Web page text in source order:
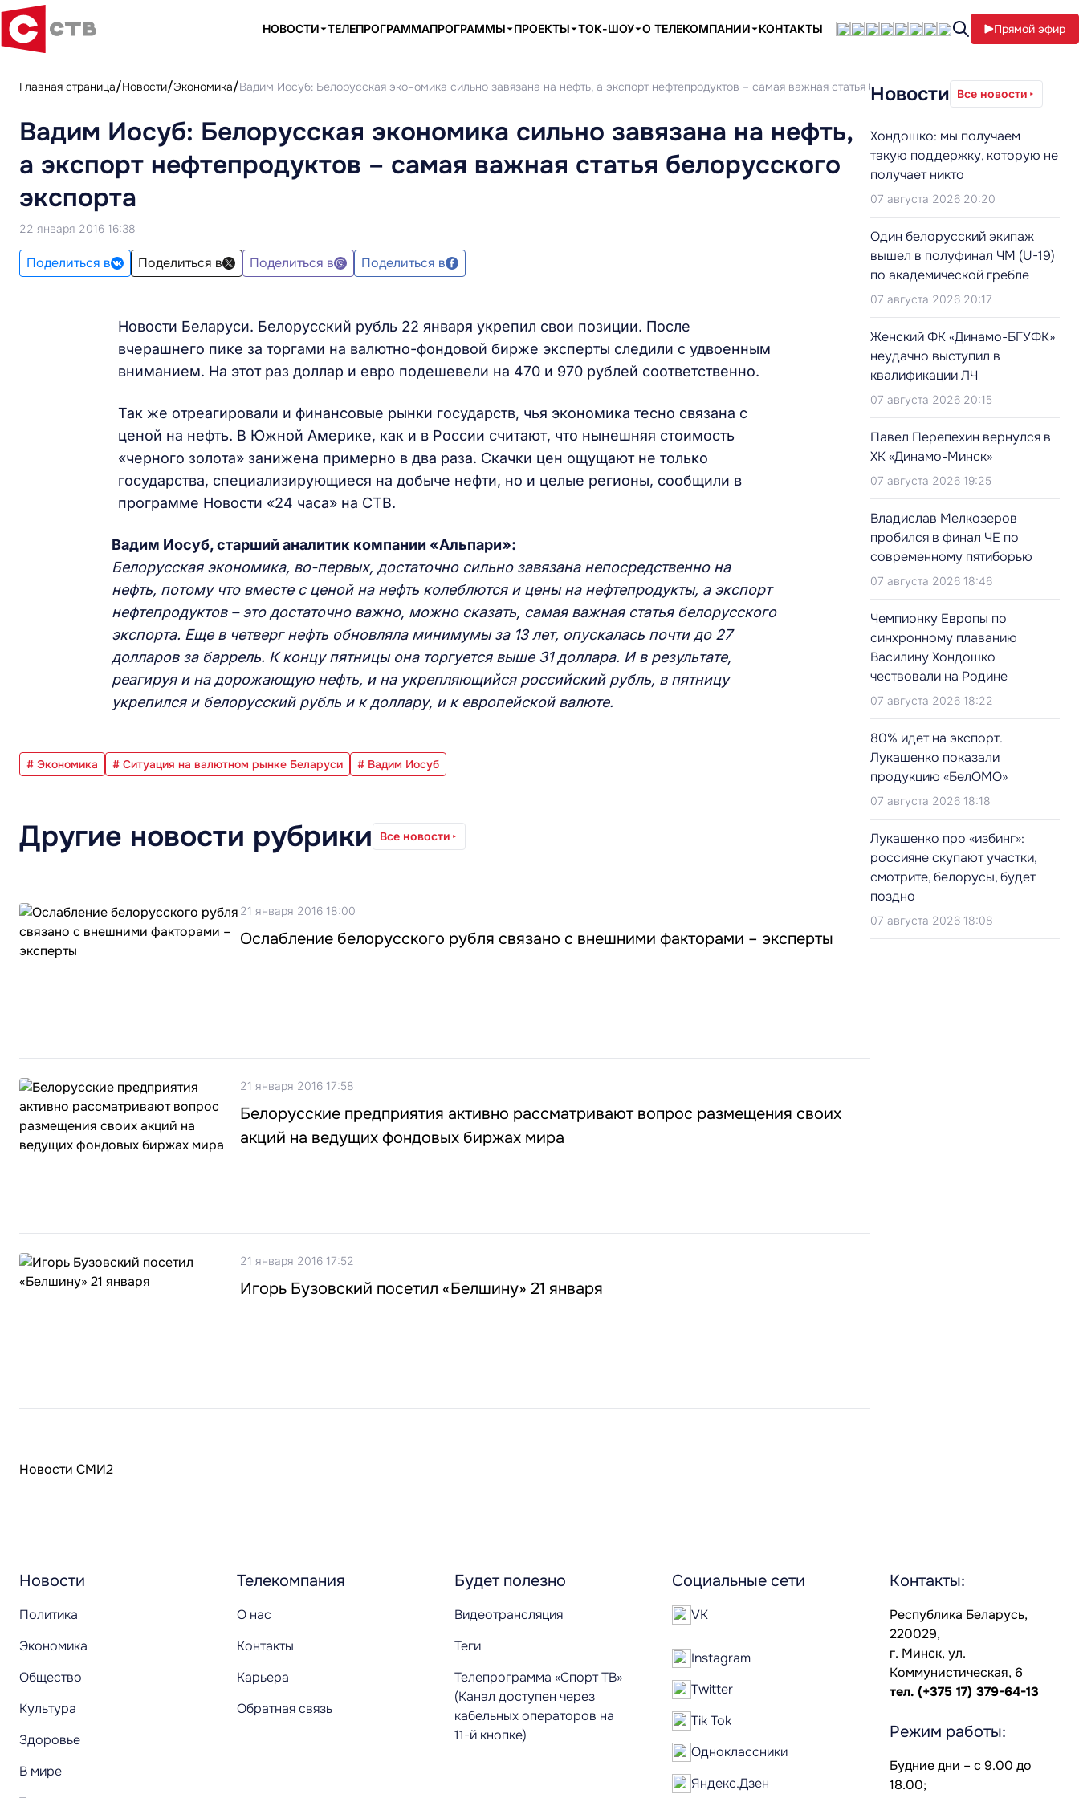
НОВОСТИ ТЕЛЕПРОГРАММАПРОГРАММЫ ПРОЕКТЫ ТОК-ШОУ О ТЕЛЕКОМПАНИИ КОНТАКТЫ Прямой эфир
Главная страница Новости Экономика Вадим Иосуб: Белорусская экономика сильно завязана на нефть, а экспорт нефтепродуктов – самая важная статья белорусского экспорта
Вадим Иосуб: Белорусская экономика сильно завязана на нефть,
а экспорт нефтепродуктов – самая важная статья белорусского
экспорта
22 января 2016 16:38
Поделиться в Поделиться в Поделиться в Поделиться в
Новости Беларуси. Белорусский рубль 22 января укрепил свои позиции. После
вчерашнего пике за торгами на валютно-фондовой бирже эксперты следили с удвоенным
вниманием. На этот раз доллар и евро подешевели на 470 и 970 рублей соответственно.
Так же отреагировали и финансовые рынки государств, чья экономика тесно связана с
ценой на нефть. В Южной Америке, как и в России считают, что нынешняя стоимость
«черного золота» занижена примерно в два раза. Скачки цен ощущают не только
государства, специализирующиеся на добыче нефти, но и целые регионы, сообщили в
программе Новости «24 часа» на СТВ.
Вадим Иосуб, старший аналитик компании «Альпари»:
Белорусская экономика, во-первых, достаточно сильно завязана непосредственно на
нефть, потому что вместе с ценой на нефть колеблются и цены на нефтепродукты, а экспорт
нефтепродуктов – это достаточно важно, можно сказать, самая важная статья белорусского
экспорта. Еще в четверг нефть обновляла минимумы за 13 лет, опускалась почти до 27
долларов за баррель. К концу пятницы она торгуется выше 31 доллара. И в результате,
реагируя и на дорожающую нефть, и на укрепляющийся российский рубль, в пятницу
укрепился и белорусский рубль и к доллару, и к европейской валюте.
# Экономика # Ситуация на валютном рынке Беларуси # Вадим Иосуб
Другие новости рубрики Все новости
21 января 2016 18:00
Ослабление белорусского рубля связано с внешними факторами – эксперты
21 января 2016 17:58
Белорусские предприятия активно рассматривают вопрос размещения своих
акций на ведущих фондовых биржах мира
21 января 2016 17:52
Игорь Бузовский посетил «Белшину» 21 января
Новости СМИ2
Новости Все новости
Хондошко: мы получаем
такую поддержку, которую не
получает никто
07 августа 2026 20:20
Один белорусский экипаж
вышел в полуфинал ЧМ (U-19)
по академической гребле
07 августа 2026 20:17
Женский ФК «Динамо-БГУФК»
неудачно выступил в
квалификации ЛЧ
07 августа 2026 20:15
Павел Перепехин вернулся в
ХК «Динамо-Минск»
07 августа 2026 19:25
Владислав Мелкозеров
пробился в финал ЧЕ по
современному пятиборью
07 августа 2026 18:46
Чемпионку Европы по
синхронному плаванию
Василину Хондошко
чествовали на Родине
07 августа 2026 18:22
80% идет на экспорт.
Лукашенко показали
продукцию «БелОМО»
07 августа 2026 18:18
Лукашенко про «избинг»:
россияне скупают участки,
смотрите, белорусы, будет
поздно
07 августа 2026 18:08
Новости
Политика
Экономика
Общество
Культура
Здоровье
В мире
Телекомпания
О нас
Контакты
Карьера
Обратная связь
Будет полезно
Видеотрансляция
Теги
Телепрограмма «Спорт ТВ»
(Канал доступен через
кабельных операторов на
11-й кнопке)
Социальные сети
VK
Instagram
Twitter
Tik Tok
Одноклассники
Яндекс.Дзен
Контакты:
Республика Беларусь,
220029,
г. Минск, ул.
Коммунистическая, 6
тел. (+375 17) 379-64-13
Режим работы:
Будние дни – с 9.00 до
18.00;